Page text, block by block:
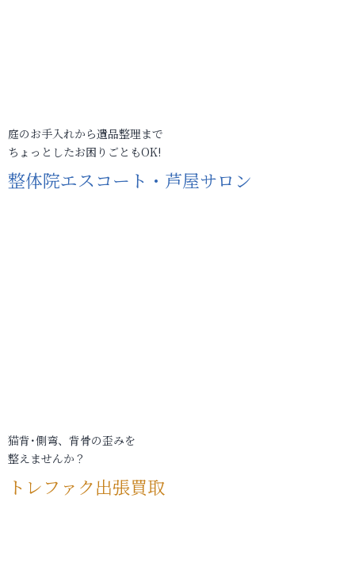
庭のお手入れから遺品整理まで
ちょっとしたお困りごともOK!
整体院エスコート・芦屋サロン
猫背･側弯、背骨の歪みを
整えませんか？
トレファク出張買取